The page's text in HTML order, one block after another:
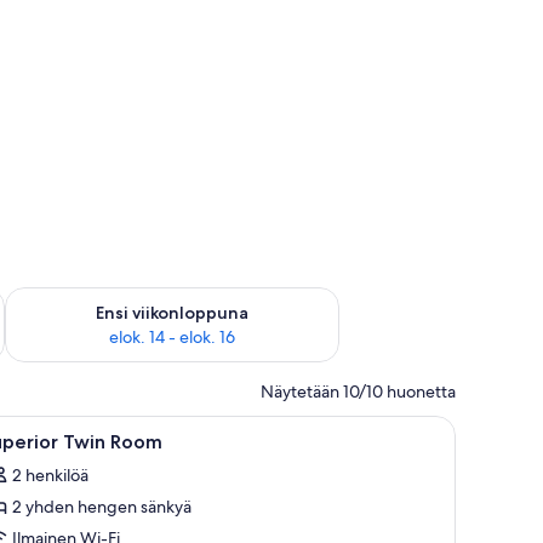
7 - elok. 9
Ensi viikonloppuna
elok. 14 - elok. 16
Tarkista ensi viikonlopun saatavuus elok. 14 - elok. 16
Näytetään 10/10 huonetta
oleskelualue ja suuret ikkunat.Moderni hotellin aula, jossa on
7 Twin Room
2 henkilöä
2 yhden hengen sänkyä
Ilmainen Wi-Fi